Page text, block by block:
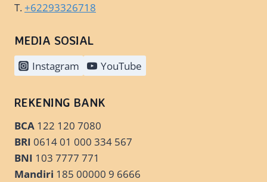
T.+62293326718
MEDIA SOSIAL
Instagram YouTube
REKENING BANK
BCA 122 120 7080
BRI 0614 01 000 334 567
BNI 103 7777 771
Mandiri 185 00000 9 6666